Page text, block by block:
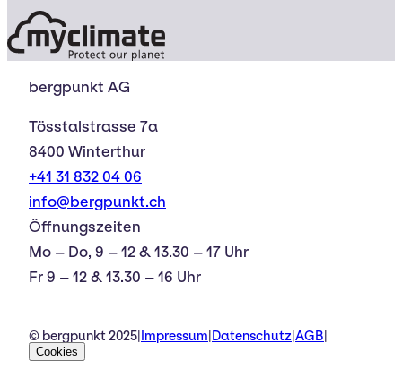
bergpunkt AG
Tösstalstrasse 7a
8400 Winterthur
+41 31 832 04 06
info@bergpunkt.ch
Öffnungszeiten
Mo – Do, 9 – 12 & 13.30 – 17 Uhr
Fr 9 – 12 & 13.30 – 16 Uhr
© bergpunkt 2025 Impressum Datenschutz AGB
Cookies